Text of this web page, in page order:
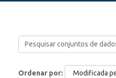
Ordenar por